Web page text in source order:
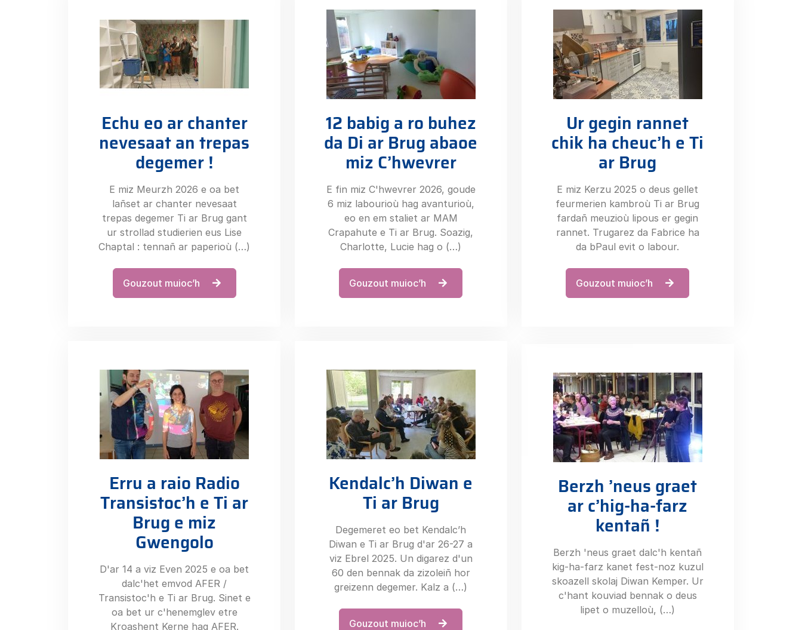
Echu eo ar chanter
nevesaat an trepas
degemer !
E miz Meurzh 2026 e oa bet
lañset ar chanter nevesaat
trepas degemer Ti ar Brug gant
ur strollad studierien eus Lise
Chaptal : tennañ ar paperioù (…)
Gouzout muioc’h
12 babig a ro buhez
da Di ar Brug abaoe
miz C’hwevrer
E fin miz C'hwevrer 2026, goude
6 miz labourioù hag avanturioù,
eo en em staliet ar MAM
Crapahute e Ti ar Brug. Soazig,
Charlotte, Lucie hag o (…)
Gouzout muioc’h
Ur gegin rannet
chik ha cheuc’h e Ti
ar Brug
E miz Kerzu 2025 o deus gellet
feurmerien kambroù Ti ar Brug
fardañ meuzioù lipous er gegin
rannet. Trugarez da Fabrice ha
da bPaul evit o labour.
Gouzout muioc’h
Erru a raio Radio
Transistoc’h e Ti ar
Brug e miz
Gwengolo
D'ar 14 a viz Even 2025 e oa bet
dalc'het emvod AFER /
Transistoc'h e Ti ar Brug. Sinet e
oa bet ur c'henemglev etre
Kroashent Kerne hag AFER.
Kendalc’h Diwan e
Ti ar Brug
Degemeret eo bet Kendalc’h
Diwan e Ti ar Brug d'ar 26-27 a
viz Ebrel 2025. Un digarez d'un
60 den bennak da zizoleiñ hor
greizenn degemer. Kalz a (…)
Gouzout muioc’h
Berzh ’neus graet
ar c’hig-ha-farz
kentañ !
Berzh 'neus graet dalc'h kentañ
kig-ha-farz kanet fest-noz kuzul
skoazell skolaj Diwan Kemper. Ur
c'hant kouviad bennak o deus
lipet o muzelloù, (…)